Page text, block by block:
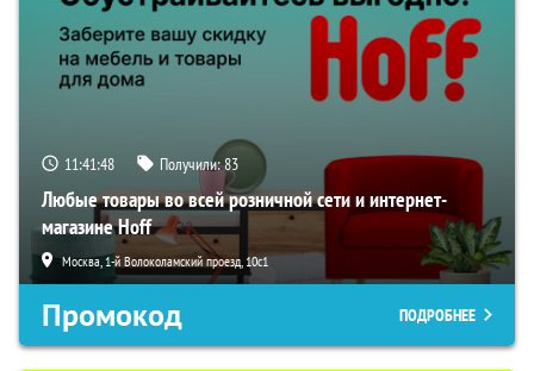
11:41:47 Получили:83
Любые товары во всей розничной сети и интернет-
магазине Hoff
Москва, 1-й Волоколамский проезд, 10с1
Промокод ПОДРОБНЕЕ